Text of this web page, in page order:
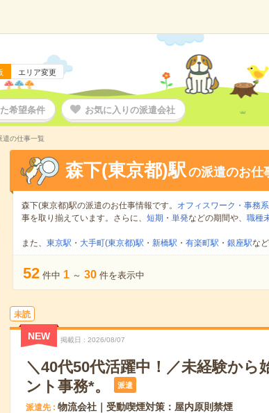
エリア変更
希望条件 お気に入りの派遣会社
遣の仕事一覧
森下(東京都)駅の派遣のお仕
森下(東京都)駅の派遣のお仕事情報です。 オフィスワーク・事務系
事を取り揃えています。さらに、 短期 ・ 単発などの期間や、 職種
また、 東京駅 ・ 大手町(東京都)駅 ・ 新橋駅 ・ 有楽町駅 ・ 銀座駅な
52 件中 1 ～ 30 件を表示中
未読
NEW 掲載日 2026/08/07
＼40代50代活躍中！／未経験から
ント事務*。
派遣
派遣先 物流会社｜受動喫煙対策：屋内原則禁煙